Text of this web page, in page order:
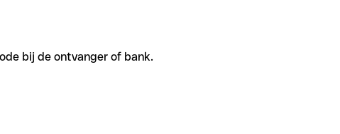
bij de ontvanger of bank.